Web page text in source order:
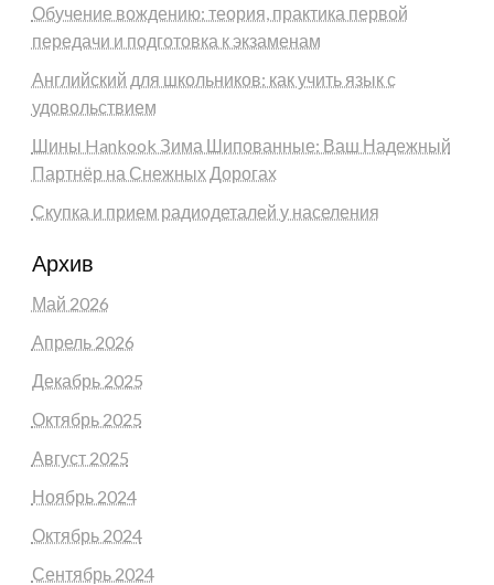
Обучение вождению: теория, практика первой
передачи и подготовка к экзаменам
Английский для школьников: как учить язык с
удовольствием
Шины Hankook Зима Шипованные: Ваш Надежный
Партнёр на Снежных Дорогах
Скупка и прием радиодеталей у населения
Архив
Май 2026
Апрель 2026
Декабрь 2025
Октябрь 2025
Август 2025
Ноябрь 2024
Октябрь 2024
Сентябрь 2024